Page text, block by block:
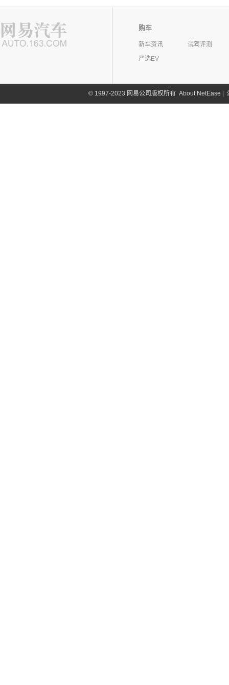
购车
新车资讯
试驾评测
严选EV
©1997-2023 网易公司版权所有 About NetEase